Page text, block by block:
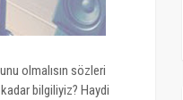
olmalısın sözleri
bilgiliyiz? Haydi